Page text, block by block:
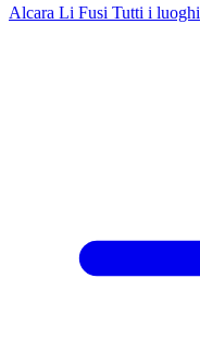
Alcara Li Fusi Tutti i luoghi